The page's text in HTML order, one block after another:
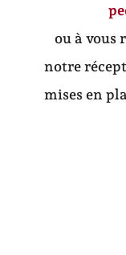
ou à vous
notre
mises en